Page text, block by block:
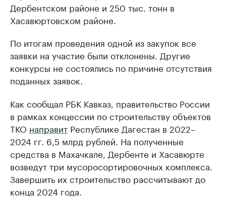
Дербентском районе и 250 тыс. тонн в
Хасавюртовском районе.
По итогам проведения одной из закупок все
заявки на участие были отклонены. Другие
конкурсы не состоялись по причине отсутствия
поданных заявок.
Как сообщал РБК Кавказ, правительство России
в рамках концессии по строительству объектов
ТКО направит Республике Дагестан в 2022–
2024 гг. 6,5 млрд рублей. На полученные
средства в Махачкале, Дербенте и Хасавюрте
возведут три мусоросортировочных комплекса.
Завершить их строительство рассчитывают до
конца 2024 года.